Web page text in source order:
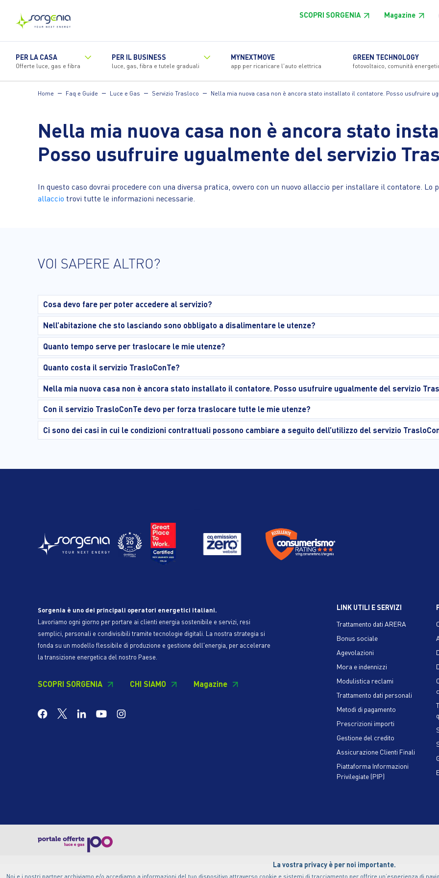
La vostra privacy è per noi importante.
Noi e i nostri partner archiviamo e/o accediamo a informazioni del tuo dispositivo attraverso cookie e sistemi di tracciamento per offrire un’esperienza di
contenuto
principale
SCOPRI SORGENIA Magazine
PER LA CASA
Offerte luce, gas e fibra
PER IL BUSINESS
luce, gas, fibra e tutele graduali
MYNEXTMOVE
app per ricaricare l'auto elettrica
GREEN TECHNOLOGY
fotovoltaico, comunità
Home Faq e Guide Luce e Gas Servizio Trasloco Nella mia nuova casa non è ancora stato installato il contatore. Posso usufruire
Nella mia nuova casa non è ancora stato
Posso usufruire ugualmente del servizio
In questo caso dovrai procedere con una diversa pratica, ovvero con un nuovo allaccio per installare il contatore. Lo
allaccio trovi tutte le informazioni necessarie.
VOI SAPERE ALTRO?
Cosa devo fare per poter accedere al servizio?
Nell’abitazione che sto lasciando sono obbligato a disalimentare le utenze?
Quanto tempo serve per traslocare le mie utenze?
Quanto costa il servizio TrasloConTe?
Nella mia nuova casa non è ancora stato installato il contatore. Posso usufruire ugualmente del servizio
Con il servizio TrasloConTe devo per forza traslocare tutte le mie utenze?
Ci sono dei casi in cui le condizioni contrattuali possono cambiare a seguito dell’utilizzo del servizio
Sorgenia è uno dei principali operatori energetici italiani.
Lavoriamo ogni giorno per portare ai clienti energia sostenibile e servizi, resi
semplici, personali e condivisibili tramite tecnologie digitali. La nostra strategia si
fonda su un modello flessibile di produzione e gestione dell'energia, per accelerare
la transizione energetica del nostro Paese.
SCOPRI SORGENIA CHI SIAMO Magazine
LINK UTILI E SERVIZI
Trattamento dati ARERA
Bonus sociale
Agevolazioni
Mora e indennizzi
Modulistica reclami
Trattamento dati personali
Metodi di pagamento
Prescrizioni importi
Gestione del credito
Assicurazione Clienti Finali
Piattaforma Informazioni
Privilegiate (PIP)